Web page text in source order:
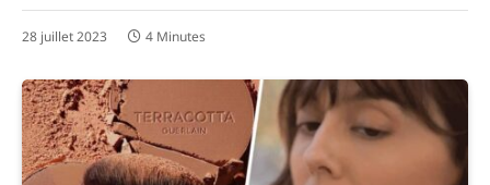
28 juillet 2023 4 Minutes